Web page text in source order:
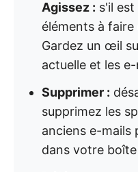
Agissez : s'il
éléments à
Gardez un œil
actuelle et les
Supprimer :
supprimez les
anciens e-mails
dans votre